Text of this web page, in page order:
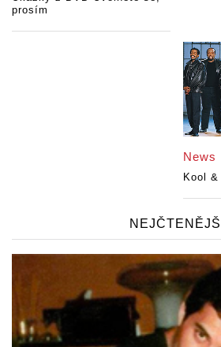
prosím
News
Kool
NEJČTENĚJŠÍ